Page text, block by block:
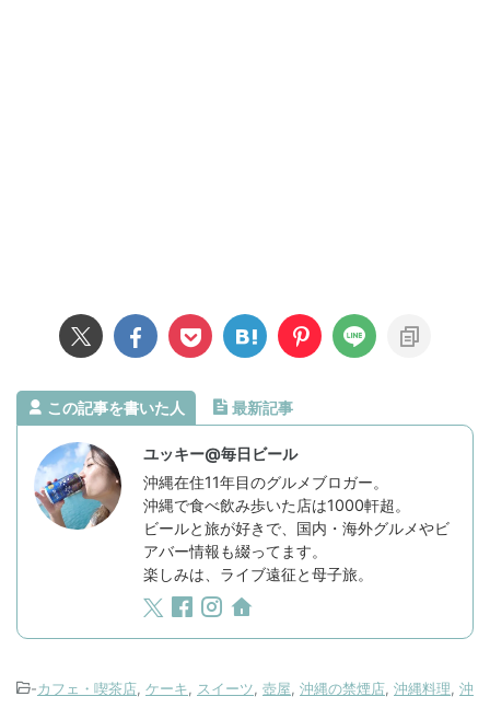
この記事を書いた人 最新記事
ユッキー@毎日ビール
沖縄在住11年目のグルメブロガー。
沖縄で食べ飲み歩いた店は1000軒超。
ビールと旅が好きで、国内・海外グルメやビ
アバー情報も綴ってます。
楽しみは、ライブ遠征と母子旅。
-カフェ・喫茶店, ケーキ, スイーツ, 壺屋, 沖縄の禁煙店, 沖縄料理, 沖